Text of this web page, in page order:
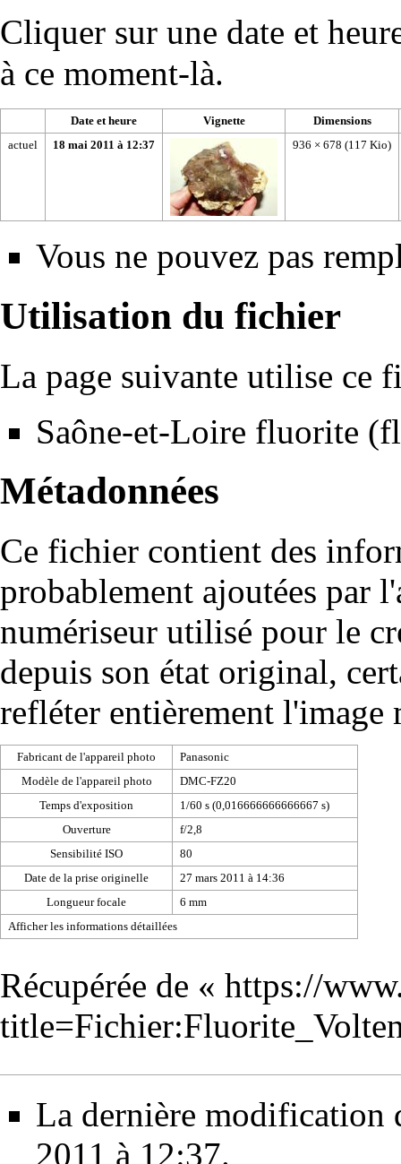
Cliquer sur une date et
à ce moment-là.
Date et heure Vignette
Dimensions
actuel
18 mai 2011 à 12:37 936 × 678 (117 Kio)
Vous ne pouvez pas
Utilisation du fichier
La page suivante utilise ce
Saône-et-Loire fluorite
Métadonnées
Ce fichier contient des
probablement ajoutées par
numériseur utilisé pour le
depuis son état original,
refléter entièrement l'image
Fabricant de l'appareil photo
Panasonic
Modèle de l'appareil photo
DMC-FZ20
Temps d'exposition
1/60 s (0,016666666666667 s)
Ouverture
f/2,8
Sensibilité ISO
80
Date de la prise originelle
27 mars 2011 à 14:36
Longueur focale
6 mm
Afficher les informations détaillées
Récupérée de « https://
La dernière modification
2011 à 12:37.